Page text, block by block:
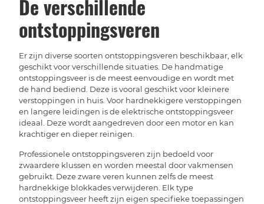
De verschillende
ontstoppingsveren
Er zijn diverse soorten ontstoppingsveren beschikbaar, elk
geschikt voor verschillende situaties. De handmatige
ontstoppingsveer is de meest eenvoudige en wordt met
de hand bediend. Deze is vooral geschikt voor kleinere
verstoppingen in huis. Voor hardnekkigere verstoppingen
en langere leidingen is de elektrische ontstoppingsveer
ideaal. Deze wordt aangedreven door een motor en kan
krachtiger en dieper reinigen.
Professionele ontstoppingsveren zijn bedoeld voor
zwaardere klussen en worden meestal door vakmensen
gebruikt. Deze zware veren kunnen zelfs de meest
hardnekkige blokkades verwijderen. Elk type
ontstoppingsveer heeft zijn eigen specifieke toepassingen